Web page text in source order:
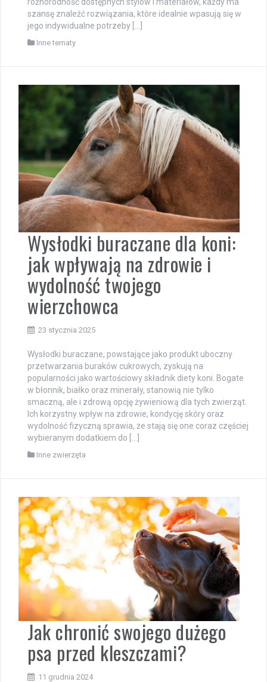
szansę znaleźć rozwiązania, które idealnie wpasują się w
jego indywidualne potrzeby […]
Inne tematy
Wysłodki buraczane dla koni:
jak wpływają na zdrowie i
wydolność twojego
wierzchowca
23 stycznia 2025
Wysłodki buraczane, powstające jako produkt uboczny
przetwarzania buraków cukrowych, zyskują na
popularności jako wartościowy składnik diety koni. Bogate
w błonnik, białko oraz minerały, stanowią nie tylko
smaczną, ale i zdrową opcję żywieniową dla tych zwierząt.
Ich korzystny wpływ na zdrowie, kondycję skóry oraz
wydolność fizyczną sprawia, że stają się one coraz częściej
wybieranym dodatkiem do […]
Inne zwierzęta
Jak chronić swojego dużego
psa przed kleszczami?
11 grudnia 2024